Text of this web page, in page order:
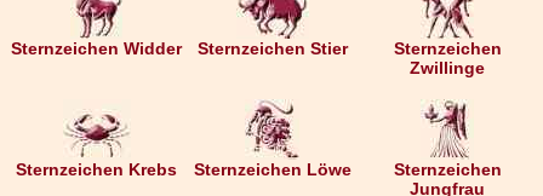
Sternzeichen Widder Sternzeichen Stier
Sternzeichen
Zwillinge
Sternzeichen Krebs Sternzeichen Löwe
Sternzeichen
Jungfrau